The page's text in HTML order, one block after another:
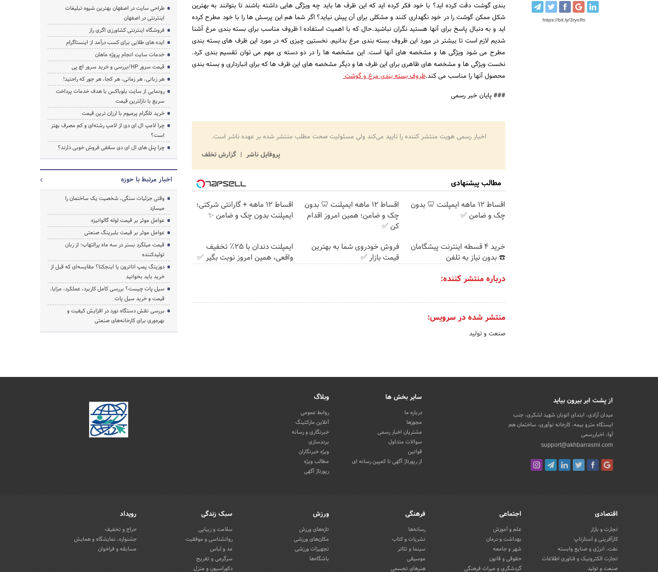
https://bit.ly/3ryoIfn
بندی گوشت دقت کرده اید؟ با خود فکر کرده اید که این ظرف ها باید چه ویژگی هایی داشته باشند تا بتوانند به بهترین
شکل ممکن گوشت را در خود نگهداری کنند و مشکلی برای آن پیش نیاید؟ اگر شما هم این پرسش ها را با خود مطرح کرده
اید و به دنبال پاسخ برای آنها هستید نگران نباشید.حال که با اهمیت استفاده ا ظروف مناسب برای بسته بندی مرغ آشنا
شدیم لازم است تا بیشتر در مورد این ظروف بسته بندی مرغ بدانیم. نخستین چیزی که در مورد این ظرف های بسته بندی
مطرح می شود ویژگی ها و مشخصه های آنها است. این مشخصه ها را در دو دسته ی مهم می توان تقسیم بندی کرد.
نخست ویژگی ها و مشخصه های ظاهری برای این ظرف ها و دیگر مشخصه های این ظرف ها که برای انبارداری و بسته بندی
محصول آنها را مناسب می کند.ظروف بسته بندی مرغ و گوشت
### پایان خبر رسمی
اخبار رسمی هویت منتشر کننده را تایید می‌کند ولی مسئولیت صحت مطلب منتشر شده بر عهده ناشر است.
پروفایل ناشر
گزارش تخلف
مطالب پیشنهادی
اقساط ۱۲ ماهه ایمپلنت 🦷 بدون
چک و ضامن ✅
اقساط ۱۲ ماهه ایمپلنت 🦷 بدون
چک و ضامن؛ همین امروز اقدام
کن ✅
اقساط 12 ماهه + گارانتی شرکتی؛
ایمپلنت بدون چک و ضامن ✨
خرید 4 قسطه اینترنت پیشگامان
☎️ بدون نیاز به تلفن
فروش خودروی شما به بهترین
قیمت بازار ✅
ایمپلنت دندان با ۲۵٪ تخفیف
واقعی، همین امروز نوبت بگیر ✅
درباره منتشر کننده:
منتشر شده در سرویس:
صنعت و تولید
طراحی سایت در اصفهان بهترین شیوه تبلیغات
اینترنتی در اصفهان
فروشگاه اینترنتی کشاورزی اگری راز
ایده های طلایی برای کسب درآمد از اینستاگرام
خدمات سایت انجام پروژه ماهان
قیمت سرور HP/بررسی و خرید سرور اچ پی
هر زبانی، هر زمانی، هر کجا، هر جور که راحتید!
رونمایی از سایت بلوباکس با هدف خدمات پرداخت
سریع با نازلترین قیمت
خرید تلگرام پرمیوم با ارزان ترین قیمت
چرا لامپ ال ای دی از لامپ رشته‌ای و کم مصرف بهتر
است؟
چرا پنل های ال ای دی سقفی فروش خوبی دارند؟
اخبار مرتبط با حوزه
وقتی جزئیات سنگی، شخصیت یک ساختمان را
میسازد
عوامل موثر بر قیمت لوله گالوانیزه
عوامل موثر بر قیمت بلبرینگ صنعتی
قیمت میلگرد بستر در سه ماه پرالتهاب؛ از زبان
تولیدکننده
دوزینگ پمپ اتاترون یا اینجکتا؟ مقایسه‌ای که قبل از
خرید باید بخوانید
سیل پات چیست؟ بررسی کامل کاربرد، عملکرد، مزایا،
قیمت و خرید سیل پات
بررسی نقش دستگاه نورد در افزایش کیفیت و
بهره‌وری برای کارخانه‌های صنعتی
از پشت ابر بیرون بیاید
میدان آزادی، ابتدای اتوبان شهید لشکری، جنب
ایستگاه مترو بیمه، کارخانه نوآوری، ساختمان هم
آوا، اخباررسمی
support@akhbarrasmi.com
سایر بخش ها
درباره ما
مجوزها
مشتریان اخبار رسمی
سوالات متداول
قوانین
از رپورتاژ آگهی تا کمپین رسانه ای
وبلاگ
روابط عمومی
آنلاین مارکتینگ
خبرنگاری و رسانه
برندسازی
ویژه خبرنگاران
مطالب ویژه
رپورتاژ آگهی
اقتصادی
تجارت و بازار
کارآفرینی و استارتاپ
نفت، انرژی و صنایع وابسته
تجارت الکترونیک و فناوری اطلاعات
صنعت و تولید
اجتماعی
علم و آموزش
بهداشت و درمان
شهر و جامعه
حقوقی و قانون
گردشگری و میراث فرهنگی
فرهنگی
رسانه‌ها
نشریات و کتاب
سینما و تئاتر
موسیقی
هنرهای تجسمی
ورزش
تازه‌های ورزش
مکان‌های ورزشی
تجهیزات ورزشی
باشگاه‌ها
سبک زندگی
سلامت و زیبایی
روانشناسی و موفقیت
مد و لباس
سرگرمی و تفریح
دکوراسیون و منزل
رویداد
حراج و تخفیف
جشنواره، نمایشگاه و همایش
مسابقه و فراخوان